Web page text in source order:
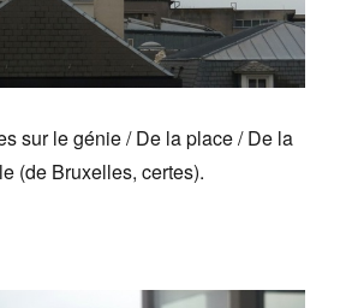
sur le génie / De la place / De la
(de Bruxelles, certes).